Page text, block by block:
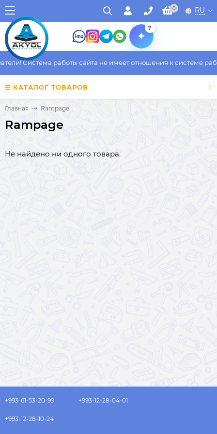
0 RU
?
Система работы сайта не имеет отношения к системе
КАТАЛОГ ТОВАРОВ
Главная Rampage
Rampage
Не найдено ни одного товара.
+993-61-53-20-99 +993-12-28-04-01
+993-12-28-10-24